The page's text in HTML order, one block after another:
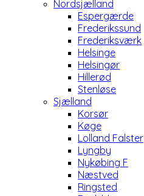
Nordsjælland
Espergærde
Frederikssund
Frederiksværk
Helsinge
Helsingør
Hillerød
Stenløse
Sjælland
Korsør
Køge
Lolland Falster
Lyngby
Nykøbing F
Næstved
Ringsted